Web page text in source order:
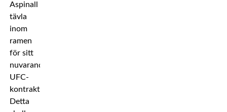
Aspinall
tävla
inom
ramen
för sitt
nuvarande
UFC-
kontrakt.
Detta